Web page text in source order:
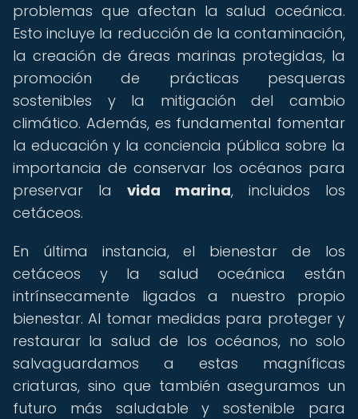
problemas que afectan la salud oceánica.
Esto incluye la reducción de la contaminación,
la creación de áreas marinas protegidas, la
promoción de prácticas pesqueras
sostenibles y la mitigación del cambio
climático. Además, es fundamental fomentar
la educación y la conciencia pública sobre la
importancia de conservar los océanos para
preservar la vida marina, incluidos los
cetáceos.
En última instancia, el bienestar de los
cetáceos y la salud oceánica están
intrínsecamente ligados a nuestro propio
bienestar. Al tomar medidas para proteger y
restaurar la salud de los océanos, no solo
salvaguardamos a estas magníficas
criaturas, sino que también aseguramos un
futuro más saludable y sostenible para